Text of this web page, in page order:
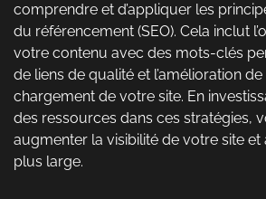
comprendre et d’appliquer les
du référencement (SEO). Cela inclut
votre contenu avec des mots-clés
de liens de qualité et l’amélioration
chargement de votre site. En
des ressources dans ces stratégies,
augmenter la visibilité de votre site
plus large.